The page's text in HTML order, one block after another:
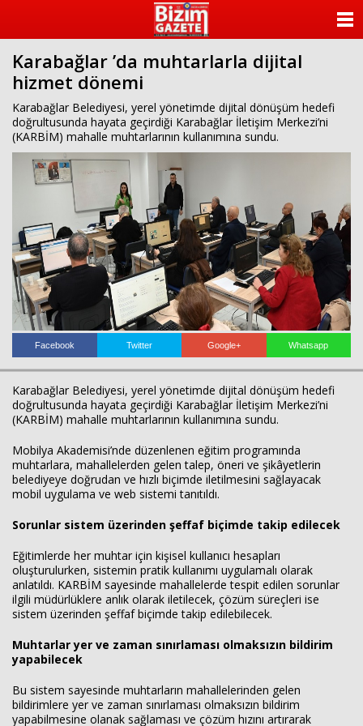
Karabağlar ’da muhtarlarla dijital
hizmet dönemi
Karabağlar Belediyesi, yerel yönetimde dijital dönüşüm hedefi
doğrultusunda hayata geçirdiği Karabağlar İletişim Merkezi’ni
(KARBİM) mahalle muhtarlarının kullanımına sundu.
Facebook Twitter Google+ Whatsapp
Karabağlar Belediyesi, yerel yönetimde dijital dönüşüm hedefi
doğrultusunda hayata geçirdiği Karabağlar İletişim Merkezi’ni
(KARBİM) mahalle muhtarlarının kullanımına sundu.
Mobilya Akademisi’nde düzenlenen eğitim programında
muhtarlara, mahallelerden gelen talep, öneri ve şikâyetlerin
belediyeye doğrudan ve hızlı biçimde iletilmesini sağlayacak
mobil uygulama ve web sistemi tanıtıldı.
Sorunlar sistem üzerinden şeffaf biçimde takip edilecek
Eğitimlerde her muhtar için kişisel kullanıcı hesapları
oluşturulurken, sistemin pratik kullanımı uygulamalı olarak
anlatıldı. KARBİM sayesinde mahallelerde tespit edilen sorunlar
ilgili müdürlüklere anlık olarak iletilecek, çözüm süreçleri ise
sistem üzerinden şeffaf biçimde takip edilebilecek.
Muhtarlar yer ve zaman sınırlaması olmaksızın bildirim
yapabilecek
Bu sistem sayesinde muhtarların mahallelerinden gelen
bildirimlere yer ve zaman sınırlaması olmaksızın bildirim
yapabilmesine olanak sağlaması ve çözüm hızını artırarak
KATEGORİLER
ANKETLER
VİDEO GALERİ
KÜNYE
İLETİŞİM
Haberin Doğru Adresi.